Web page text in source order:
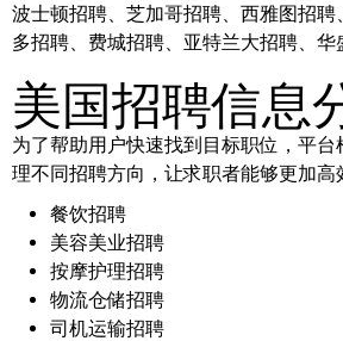
波士顿招聘、芝加哥招聘、西雅图招聘
多招聘、费城招聘、亚特兰大招聘、华
美国招聘信息
为了帮助用户快速找到目标职位，平
理不同招聘方向，让求职者能够更加高
餐饮招聘
美容美业招聘
按摩护理招聘
物流仓储招聘
司机运输招聘